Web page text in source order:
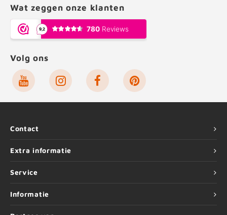
Wat zeggen onze klanten
Volg ons
Contact
Extra informatie
Service
Informatie